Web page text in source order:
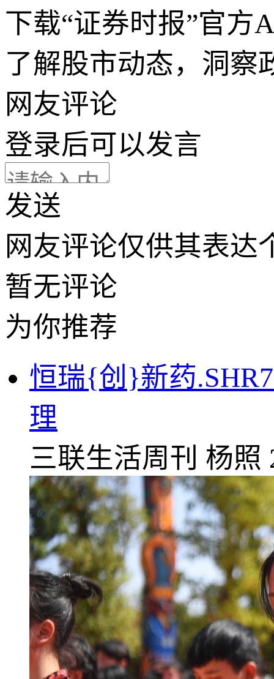
下载“证券时报”官方
了解股市动态，洞察
网友评论
登录后可以发言
发送
网友评论仅供其表达
暂无评论
为你推荐
恒瑞{创}新药
理
三联生活周刊 杨照